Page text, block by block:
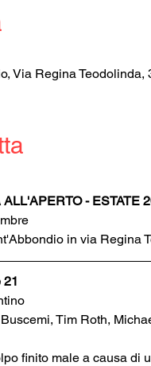
Via Regina Teodolinda,
- ESTATE
in via Regina
21
Tim Roth,
finito male a causa di